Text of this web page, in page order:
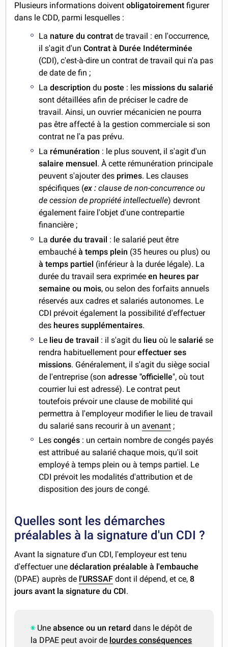
Plusieurs informations doiventobligatoirement figurer
dans le CDD, parmi lesquelles :
La nature du contrat de travail : en l'occurrence,
il s'agit d'unContrat à Durée Indéterminée
(CDI), c'est-à-dire un contrat de travail qui n'a pas
de date de fin ;
Ladescription du poste : les missions du salarié
sont détaillées afin de préciser le cadre de
travail. Ainsi, un ouvrier mécanicien ne pourra
pas être affecté à la gestion commerciale si son
contrat ne l'a pas prévu.
La rémunération : le plus souvent, il s'agit d'un
salaire mensuel. À cette rémunération principale
peuvent s'ajouter des primes. Les clauses
spécifiques (ex : clause de non-concurrence ou
de cession de propriété intellectuelle) devront
également faire l'objet d'une contrepartie
financière ;
Ladurée du travail : le salarié peut être
embauchéà temps plein (35 heures ou plus) ou
à temps partiel (inférieur à la durée légale). La
durée du travail sera expriméeen heures par
semaine ou mois, ou selon des forfaits annuels
réservés aux cadres et salariés autonomes. Le
CDI prévoit également la possibilité d'effectuer
des heures supplémentaires.
Le lieu de travail : il s'agit du lieu où le salariése
rendra habituellement poureffectuer ses
missions. Généralement, il s'agit du siège social
de l'entreprise (sonadresse "officielle", où tout
courrier lui est adressé). Le contrat peut
toutefois prévoir une clause de mobilité qui
permettra à l'employeur modifier le lieu de travail
du salarié sans recourir à un avenant ;
Lescongés : un certain nombre de congés payés
est attribué au salarié chaque mois, qu'il soit
employé à temps plein ou à temps partiel. Le
CDI prévoit les modalités d'attribution et de
disposition des jours de congé.
Quelles sont les démarches
préalables à la signature d'un CDI ?
Avant la signature d'un CDI, l'employeur est tenu
d'effectuer unedéclaration préalable à l'embauche
(DPAE) auprès de l'URSSAF dont il dépend, et ce,8
jours avant la signature du CDI.
Uneabsence ou un retard dans le dépôt de
la DPAE peut avoir de lourdes conséquences